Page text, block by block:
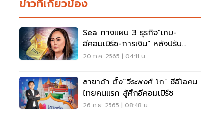
ข่าวที่เกี่ยวข้อง
Sea กางแผน 3 ธุรกิจ"เกม-
อีคอมเมิร์ซ-การเงิน" หลังปรับ
โครงสร้างเข้าที่
20 ก.ค. 2565 | 04:11 น.
ลาซาด้า ตั้ง“วีระพงศ์ โก” ซีอีโอคน
ไทยคนแรก สู้ศึกอีคอมเมิร์ซ
26 ก.ย. 2565 | 08:48 น.